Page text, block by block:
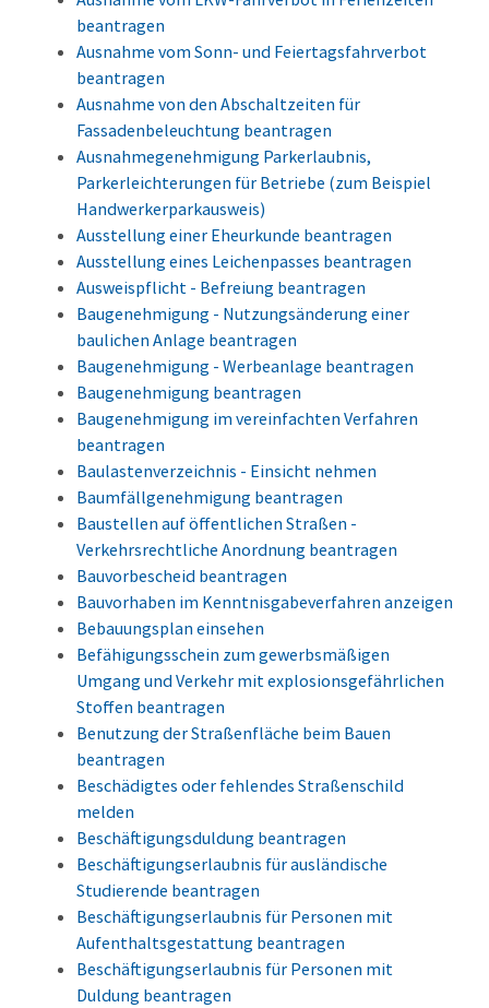
beantragen
Ausnahme vom Sonn- und Feiertagsfahrverbot
beantragen
Ausnahme von den Abschaltzeiten für
Fassadenbeleuchtung beantragen
Ausnahmegenehmigung Parkerlaubnis,
Parkerleichterungen für Betriebe (zum Beispiel
Handwerkerparkausweis)
Ausstellung einer Eheurkunde beantragen
Ausstellung eines Leichenpasses beantragen
Ausweispflicht - Befreiung beantragen
Baugenehmigung - Nutzungsänderung einer
baulichen Anlage beantragen
Baugenehmigung - Werbeanlage beantragen
Baugenehmigung beantragen
Baugenehmigung im vereinfachten Verfahren
beantragen
Baulastenverzeichnis - Einsicht nehmen
Baumfällgenehmigung beantragen
Baustellen auf öffentlichen Straßen -
Verkehrsrechtliche Anordnung beantragen
Bauvorbescheid beantragen
Bauvorhaben im Kenntnisgabeverfahren anzeigen
Bebauungsplan einsehen
Befähigungsschein zum gewerbsmäßigen
Umgang und Verkehr mit explosionsgefährlichen
Stoffen beantragen
Benutzung der Straßenfläche beim Bauen
beantragen
Beschädigtes oder fehlendes Straßenschild
melden
Beschäftigungsduldung beantragen
Beschäftigungserlaubnis für ausländische
Studierende beantragen
Beschäftigungserlaubnis für Personen mit
Aufenthaltsgestattung beantragen
Beschäftigungserlaubnis für Personen mit
Duldung beantragen